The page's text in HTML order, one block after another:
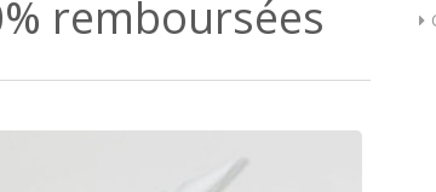
remboursées